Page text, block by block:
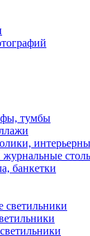
тумбы
банкетки
светильники